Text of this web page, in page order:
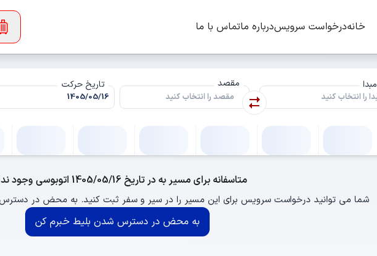
خانهدرخواست سرویسدرباره ماتماس با ما
مبدا مقصد تاریخ حرکت
متاسفانه برای مسیر به در تاریخ 1405/05/16 اتوبوسی وجود ندارد.
شما می توانید درخواست سرویس برای این مسیر را در سیر و سفر ثبت کنید. به محض در
به محض در دسترس شدن بلیط خبرم کن